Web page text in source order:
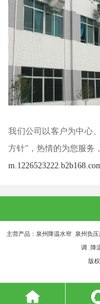
我们公司以客户为中心
方针”，热情的为您服务
主营产品：泉州降温水帘 泉州负
调 降
版